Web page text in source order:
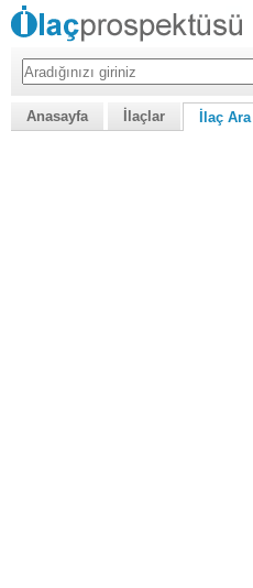
Anasayfa İlaçlar İlaç Ara